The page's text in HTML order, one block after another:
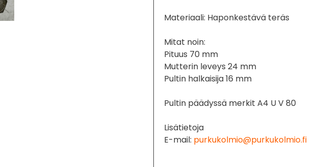
Materiaali: Haponkestävä teräs
Mitat noin:
Pituus 70 mm
Mutterin leveys 24 mm
Pultin halkaisija 16 mm
Pultin päädyssä merkit A4 U V 80
Lisätietoja
E-mail: purkukolmio@purkukolmio.fi